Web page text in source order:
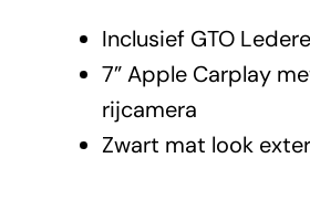
Inclusief GTO
7” Apple Carplay
rijcamera
Zwart mat look